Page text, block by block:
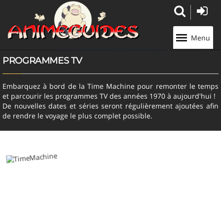
Menu
PROGRAMMES TV
Embarquez à bord de la Time Machine pour remonter le temps
et parcourir les programmes TV des années 1970 à aujourd'hui !
De nouvelles dates et séries seront régulièrement ajoutées afin
de rendre le voyage le plus complet possible.
Panneau de gestion des cookies